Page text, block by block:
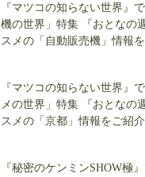
『マツコの知らない世界』
機の世界」特集 『おとなの
スメの「自動販売機」情報を
『マツコの知らない世界』
メの世界」特集 『おとなの
スメの「京都」情報をご紹介
『秘密のケンミンSHOW極